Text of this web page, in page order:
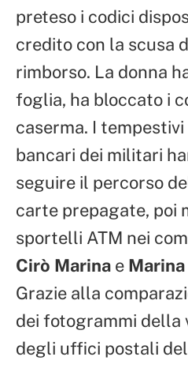
preteso i codici
credito con la scusa
rimborso. La donna
foglia, ha bloccato i
caserma. I
bancari dei militari
seguire il percorso
carte prepagate, poi
sportelli ATM nei
Cirò Marina e
Grazie alla
dei fotogrammi della
degli uffici postali